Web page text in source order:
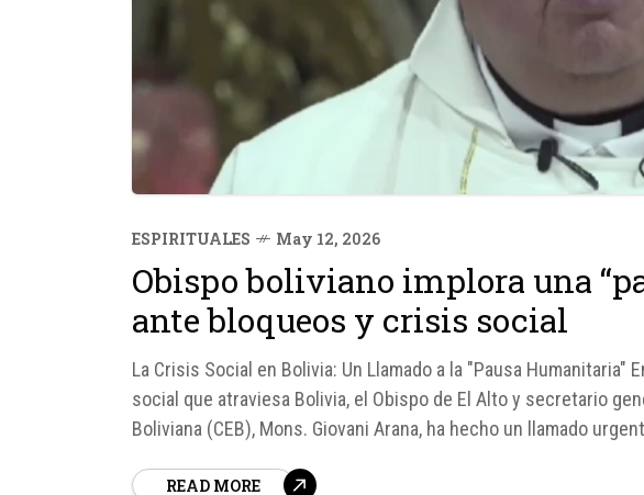
ESPIRITUALES May 12, 2026
Obispo boliviano implora una
ante bloqueos y crisis social
La Crisis Social en Bolivia: Un Llamado a la "Pausa
social que atraviesa Bolivia, el Obispo de El Alto y secretario
Boliviana (CEB), Mons. Giovani Arana, ha hecho un llamado
READ MORE